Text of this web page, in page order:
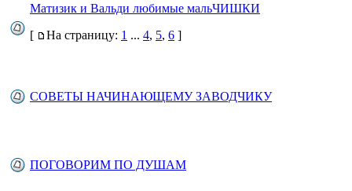
Матизик и Вальди любимые мальЧИШКИ
[
На страницу: 1 ... 4, 5, 6 ]
СОВЕТЫ НАЧИНАЮЩЕМУ ЗАВОДЧИКУ
ПОГОВОРИМ ПО ДУШАМ